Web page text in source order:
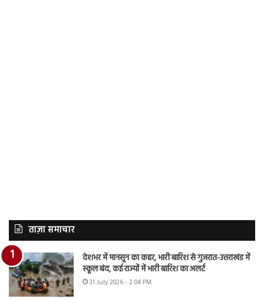
ताज़ा समाचार
देशभर में मानसून का कहर, भारी बारिश से गुजरात-उत्तराखंड में
स्कूल बंद, कई राज्यों में भारी बारिश का अलर्ट
31 July 2026 - 2:04 PM